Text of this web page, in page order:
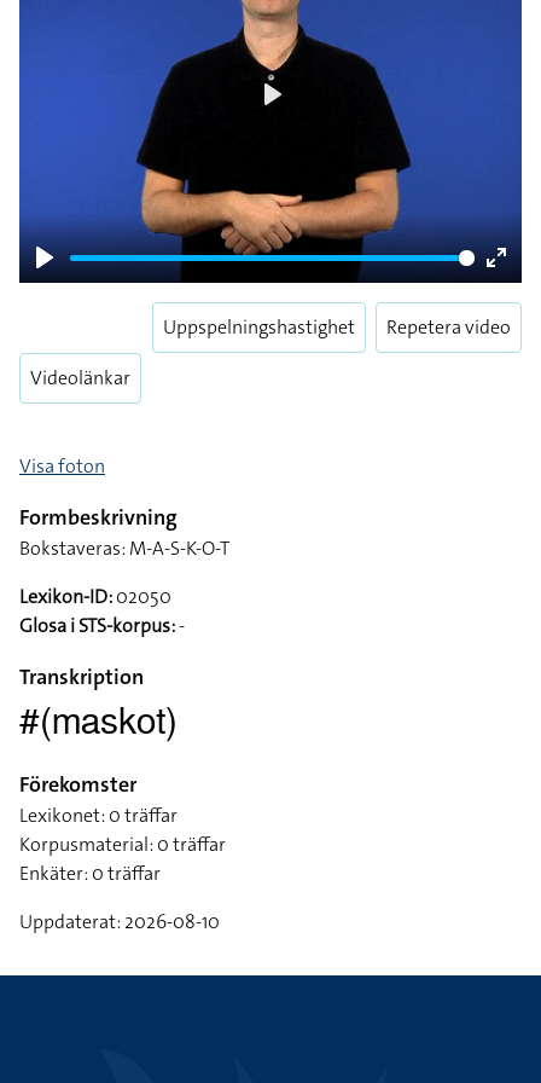
Play
Enter
Videolänkar
Uppspelningshastighet Repetera video
Visa foton
Formbeskrivning
Bokstaveras: M-A-S-K-O-T
Lexikon-ID:02050
Glosa i STS-korpus:-
Transkription
#(maskot)
Förekomster
Lexikonet: 0 träffar
Korpusmaterial: 0 träffar
Enkäter: 0 träffar
Uppdaterat: 2026-08-10